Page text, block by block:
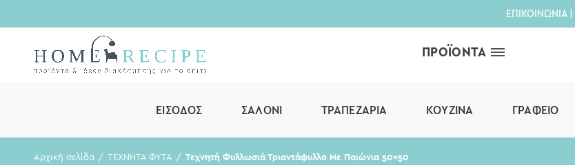
ΕΠΙΚΟΙΝΩΝΙΑ|
ΠΡΟΪΟΝΤΑ
ΕΊΣΟΔΟΣ ΣΑΛΌΝΙ ΤΡΑΠΕΖΑΡΊΑ ΚΟΥΖΊΝΑ ΓΡΑΦΕΊΟ
Αρχική σελίδα ΤΕΧΝΗΤΑ ΦΥΤΑ Τεχνητή Φυλλωσιά Τριαντάφυλλο Με Παιώνια 50×50